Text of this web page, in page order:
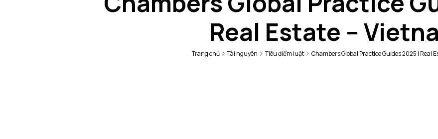
Real Estate –
Trang chủ Tài nguyên Tiêu điểm luật Chambers Global Practice Guides 2025 | Real